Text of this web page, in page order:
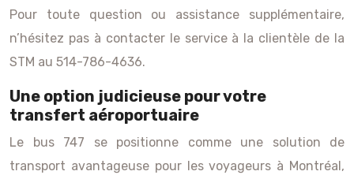
Pour toute question ou assistance supplémentaire,
n’hésitez pas à contacter le service à la clientèle de la
STM au 514-786-4636.
Une option judicieuse pour votre
transfert aéroportuaire
Le bus 747 se positionne comme une solution de
transport avantageuse pour les voyageurs à Montréal,